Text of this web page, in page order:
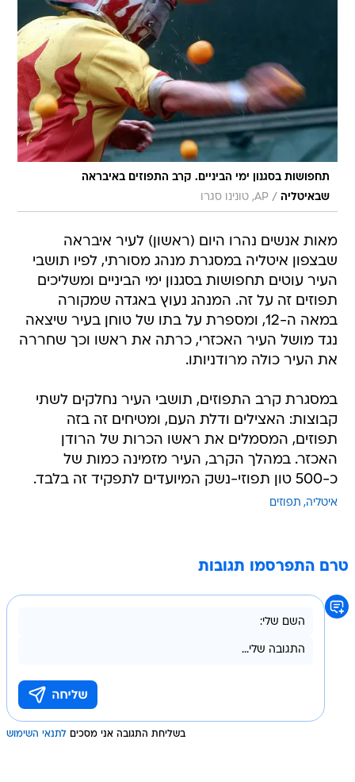
תחפושות בסגנון ימי הביניים. קרב התפוזים באיבראה
שבאיטליה / AP, טונינו סגרו
מאות אנשים נהרו היום (ראשון) לעיר איבראה
שבצפון איטליה במסגרת מנהג מסורתי, לפיו תושבי
העיר עוטים תחפושות בסגנון ימי הביניים ומשליכים
תפוזים זה על זה. המנהג נעוץ באגדה שמקורה
במאה ה-12, ומספרת על בתו של טוחן בעיר שיצאה
נגד מושל העיר האכזרי, כרתה את ראשו וכך שחררה
את העיר כולה מרודניותו.
במסגרת קרב התפוזים, תושבי העיר נחלקים לשתי
קבוצות: האצילים ודלת העם, ומטיחים זה בזה
תפוזים, המסמלים את ראשו הכרות של הרודן
האכזר. במהלך הקרב, העיר מזמינה כמות של
כ-500 טון תפוזי-נשק המיועדים לתפקיד זה בלבד.
איטליה תפוזים
טרם התפרסמו תגובות
בשליחת התגובה אני מסכים לתנאי השימוש